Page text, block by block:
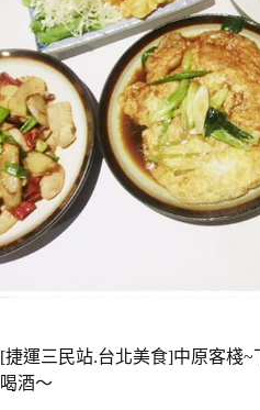
[捷運三民站.台北美食]中原客棧~
喝酒～